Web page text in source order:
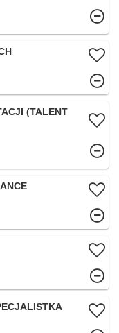
(TALENT